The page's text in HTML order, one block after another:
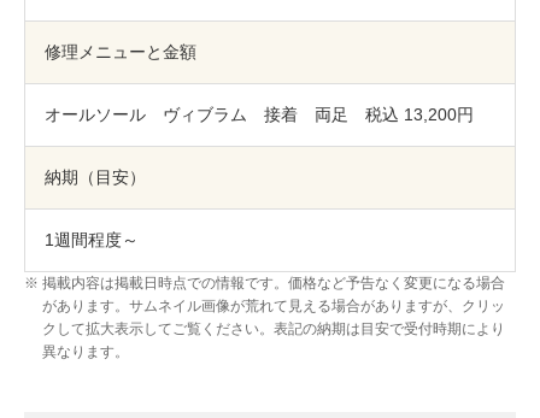
CLOSE
修理メニューと金額
オールソール ヴィブラム 接着 両足 税込 13,200円
納期（目安）
1週間程度～
掲載内容は掲載日時点での情報です。価格など予告なく変更になる場合
があります。サムネイル画像が荒れて見える場合がありますが、クリッ
クして拡大表示してご覧ください。表記の納期は目安で受付時期により
異なります。